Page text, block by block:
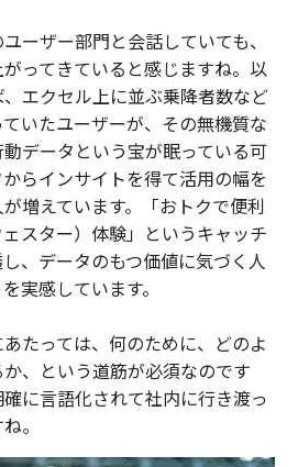
ーザー部門と会話していても、
ってきていると感じますね。以
エクセル上に並ぶ乗降者数など
いたユーザーが、その無機質な
データという宝が眠っている可
らインサイトを得て活用の幅を
増えています。「おトクで便利
スター）体験」というキャッチ
、データのもつ価値に気づく人
実感しています。
たっては、何のために、どのよ
、という道筋が必須なのです
に言語化されて社内に行き渡っ
。